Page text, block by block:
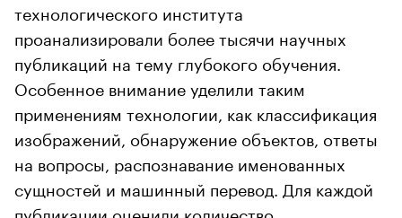
технологического института
проанализировали более тысячи научных
публикаций на тему глубокого обучения.
Особенное внимание уделили таким
применениям технологии, как классификация
изображений, обнаружение объектов, ответы
на вопросы, распознавание именованных
сущностей и машинный перевод. Для каждой
публикации оценили количество